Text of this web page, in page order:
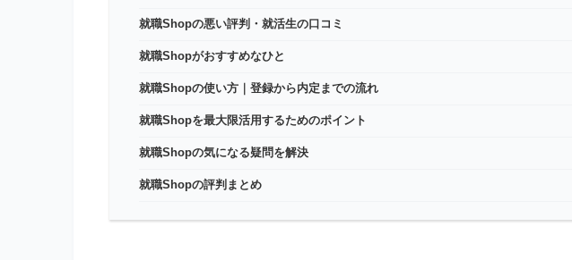
就職Shopの悪い評判・就活生の口コミ
就職Shopがおすすめなひと
就職Shopの使い方｜登録から内定までの流れ
就職Shopを最大限活用するためのポイント
就職Shopの気になる疑問を解決
就職Shopの評判まとめ